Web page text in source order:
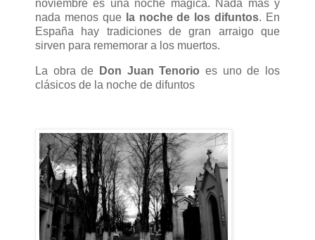
noviembre es una noche mágica. Nada más y
nada menos que la noche de los difuntos. En
España hay tradiciones de gran arraigo que
sirven para rememorar a los muertos.
La obra de Don Juan Tenorio es uno de los
clásicos de la noche de difuntos